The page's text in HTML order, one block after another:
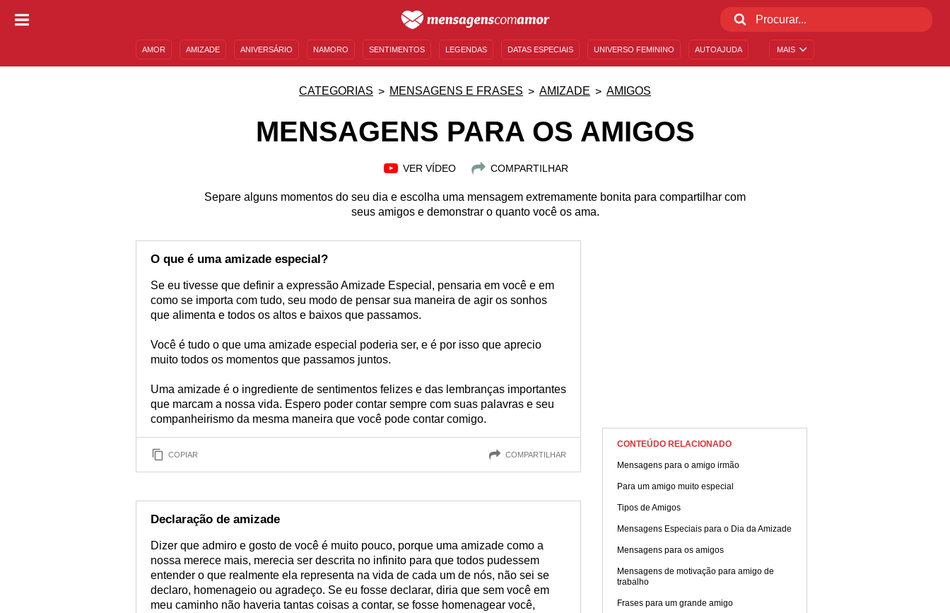
MAIS
AMOR AMIZADE ANIVERSÁRIO NAMORO SENTIMENTOS LEGENDAS DATAS ESPECIAIS UNIVERSO FEMININO AUTOAJUDA
CATEGORIAS MENSAGENS E FRASES AMIZADE AMIGOS
MENSAGENS PARA OS AMIGOS
VER VÍDEO COMPARTILHAR
Separe alguns momentos do seu dia e escolha uma mensagem extremamente bonita para compartilhar com
seus amigos e demonstrar o quanto você os ama.
O que é uma amizade especial?
Se eu tivesse que definir a expressão Amizade Especial, pensaria em você e em
como se importa com tudo, seu modo de pensar sua maneira de agir os sonhos
que alimenta e todos os altos e baixos que passamos.
Você é tudo o que uma amizade especial poderia ser, e é por isso que aprecio
muito todos os momentos que passamos juntos.
Uma amizade é o ingrediente de sentimentos felizes e das lembranças importantes
que marcam a nossa vida. Espero poder contar sempre com suas palavras e seu
companheirismo da mesma maneira que você pode contar comigo.
COPIAR COMPARTILHAR
Declaração de amizade
Dizer que admiro e gosto de você é muito pouco, porque uma amizade como a
nossa merece mais, merecia ser descrita no infinito para que todos pudessem
entender o que realmente ela representa na vida de cada um de nós, não sei se
declaro, homenageio ou agradeço. Se eu fosse declarar, diria que sem você em
meu caminho não haveria tantas coisas a contar, se fosse homenagear você,
CONTEÚDO RELACIONADO
Mensagens para o amigo irmão
Para um amigo muito especial
Tipos de Amigos
Mensagens Especiais para o Dia da Amizade
Mensagens para os amigos
Mensagens de motivação para amigo de
trabalho
Frases para um grande amigo